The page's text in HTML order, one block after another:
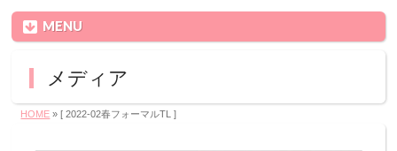
MENU
メディア
HOME » [ 2022-02春フォーマルTL ]